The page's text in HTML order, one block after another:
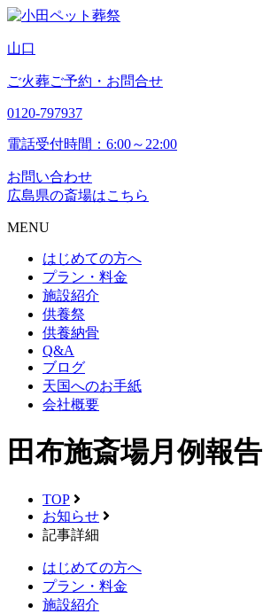
山口
ご火葬ご予約・お問合せ
0120-797937
電話受付時間：6:00～22:00
お問い合わせ
広島県の斎場はこちら
MENU
はじめての方へ
プラン・料金
施設紹介
供養祭
供養納骨
Q&A
ブログ
天国へのお手紙
会社概要
田布施斎場月例報告
TOP
お知らせ
記事詳細
はじめての方へ
プラン・料金
施設紹介